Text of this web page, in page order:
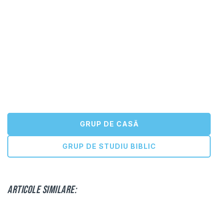
GRUP DE CASĂ
GRUP DE STUDIU BIBLIC
Articole similare: